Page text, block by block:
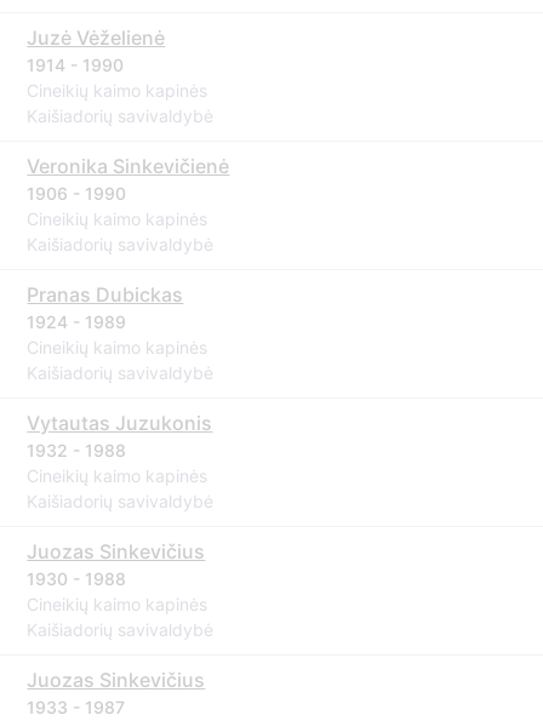
Juzė Vėželienė
1914 - 1990
Cineikių kaimo kapinės
Kaišiadorių savivaldybė
Veronika Sinkevičienė
1906 - 1990
Cineikių kaimo kapinės
Kaišiadorių savivaldybė
Pranas Dubickas
1924 - 1989
Cineikių kaimo kapinės
Kaišiadorių savivaldybė
Vytautas Juzukonis
1932 - 1988
Cineikių kaimo kapinės
Kaišiadorių savivaldybė
Juozas Sinkevičius
1930 - 1988
Cineikių kaimo kapinės
Kaišiadorių savivaldybė
Juozas Sinkevičius
1933 - 1987